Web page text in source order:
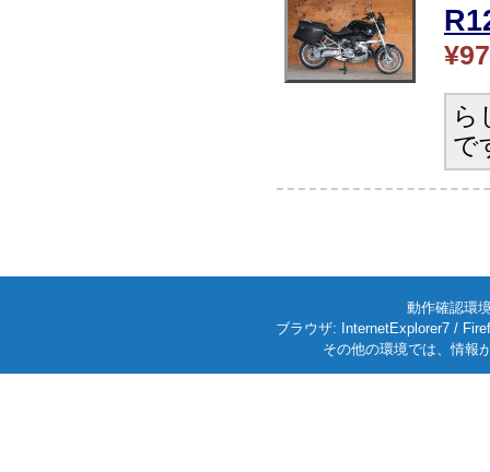
ら
で
動作確認環
ブラウザ: InternetExplorer7 /
その他の環境では、情報